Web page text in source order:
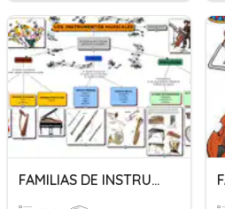
FAMILIAS DE INSTRUMENTOS